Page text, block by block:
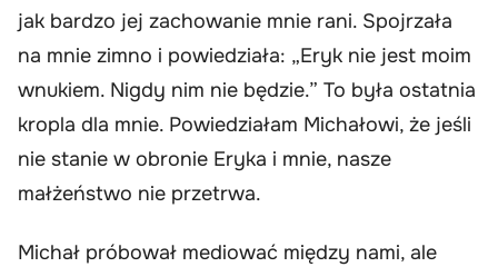
jak bardzo jej zachowanie mnie rani. Spojrzała
na mnie zimno i powiedziała: „Eryk nie jest moim
wnukiem. Nigdy nim nie będzie.” To była ostatnia
kropla dla mnie. Powiedziałam Michałowi, że jeśli
nie stanie w obronie Eryka i mnie, nasze
małżeństwo nie przetrwa.
Michał próbował mediować między nami, ale